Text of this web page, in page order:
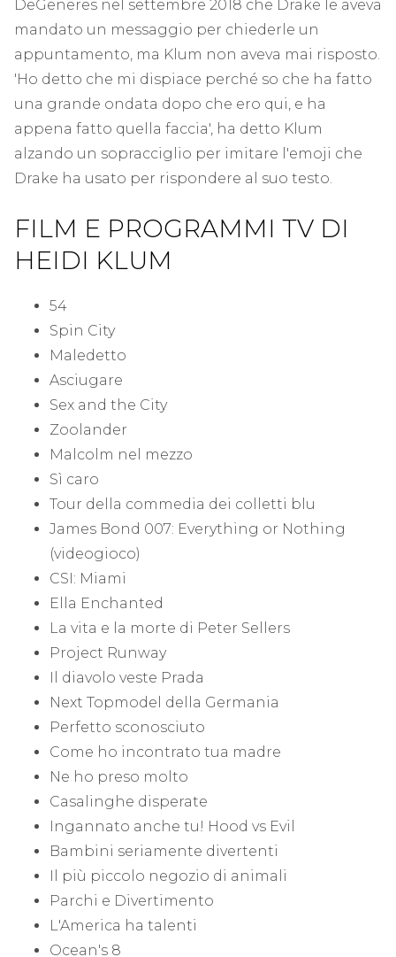
DeGeneres nel settembre 2018 che Drake le aveva
mandato un messaggio per chiederle un
appuntamento, ma Klum non aveva mai risposto.
'Ho detto che mi dispiace perché so che ha fatto
una grande ondata dopo che ero qui, e ha
appena fatto quella faccia', ha detto Klum
alzando un sopracciglio per imitare l'emoji che
Drake ha usato per rispondere al suo testo.
FILM E PROGRAMMI TV DI
HEIDI KLUM
54
Spin City
Maledetto
Asciugare
Sex and the City
Zoolander
Malcolm nel mezzo
Sì caro
Tour della commedia dei colletti blu
James Bond 007: Everything or Nothing
(videogioco)
CSI: Miami
Ella Enchanted
La vita e la morte di Peter Sellers
Project Runway
Il diavolo veste Prada
Next Topmodel della Germania
Perfetto sconosciuto
Come ho incontrato tua madre
Ne ho preso molto
Casalinghe disperate
Ingannato anche tu! Hood vs Evil
Bambini seriamente divertenti
Il più piccolo negozio di animali
Parchi e Divertimento
L'America ha talenti
Ocean's 8